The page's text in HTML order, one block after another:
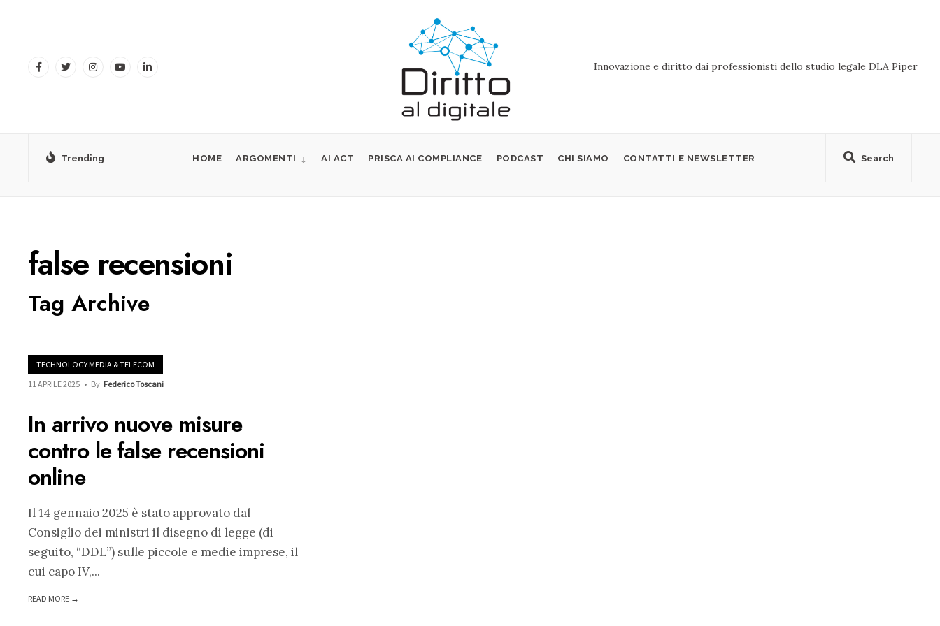
Innovazione e diritto dai professionisti dello studio legale DLA Piper
Trending Search
HOME ARGOMENTI AI ACT PRISCA AI COMPLIANCE PODCAST CHI SIAMO CONTATTI E NEWSLETTER
false recensioni
Tag Archive
TECHNOLOGY MEDIA & TELECOM
11 APRILE 2025 • By Federico Toscani
In arrivo nuove misure
contro le false recensioni
online
Il 14 gennaio 2025 è stato approvato dal
Consiglio dei ministri il disegno di legge (di
seguito, “DDL”) sulle piccole e medie imprese, il
cui capo IV,...
READ MORE →